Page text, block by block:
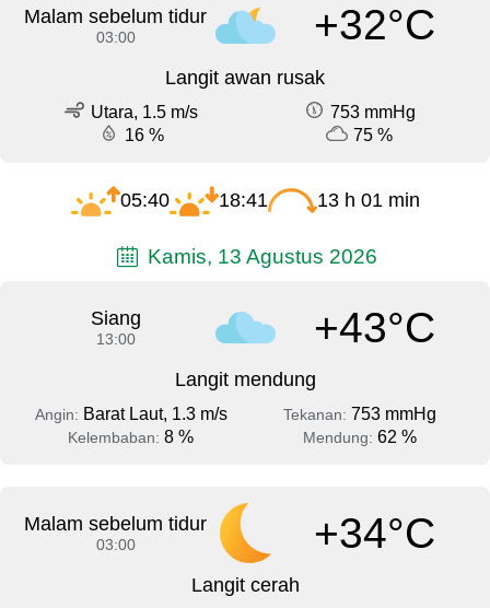
Malam sebelum tidur
03:00 +32°C
Langit awan rusak
Utara, 1.5 m/s
753 mmHg
16 %
75 %
05:40 18:41 13 h 01 min
Kamis, 13 Agustus 2026
Siang
13:00 +43°C
Langit mendung
Angin: Barat Laut, 1.3 m/s Tekanan: 753 mmHg
Kelembaban: 8 % Mendung: 62 %
Malam sebelum tidur
03:00 +34°C
Langit cerah